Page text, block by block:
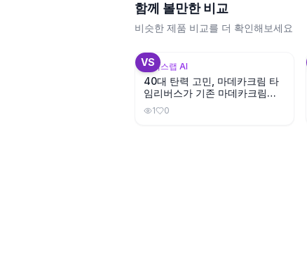
함께 볼만한 비교
비슷한 제품 비교를 더 확인해보세요
VS
뷰틱스랩 AI
40대 탄력 고민, 마데카크림 타
임리버스가 기존 마데카크림보
다 나을까?
1 0